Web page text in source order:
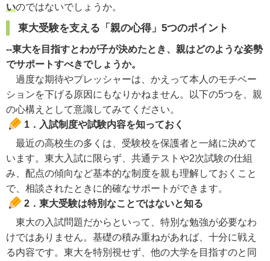
いのではないでしょうか。
東大受験を支える「親の心得」5つのポイント
--東大を目指すとわが子が決めたとき、親はどのような姿勢
でサポートすべきでしょうか。
過度な期待やプレッシャーは、かえって本人のモチベー
ションを下げる原因にもなりかねません。以下の5つを、親
の心構えとして意識してみてください。
1．入試制度や試験内容を知っておく
最近の高校生の多くは、受験校を保護者と一緒に決めて
います。東大入試に限らず、共通テストや2次試験の仕組
み、配点の傾向など基本的な制度を親も理解しておくこと
で、相談されたときに的確なサポートができます。
2．東大受験は特別なことではないと知る
東大の入試問題だからといって、特別な勉強が必要なわ
けではありません。基礎の積み重ねがあれば、十分に戦え
る内容です。東大を特別視せず、他の大学を目指すのと同